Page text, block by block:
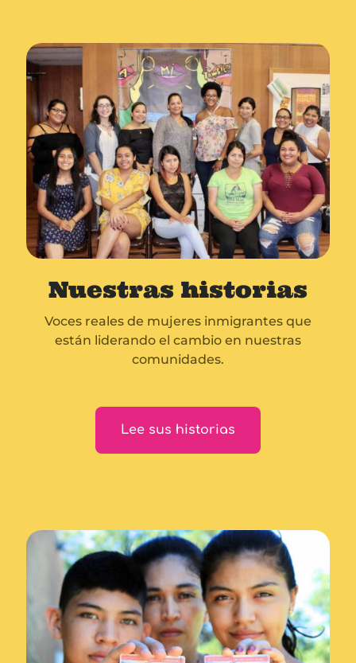
Nuestras historias
Voces reales de mujeres inmigrantes que
están liderando el cambio en nuestras
comunidades.
Lee sus historias